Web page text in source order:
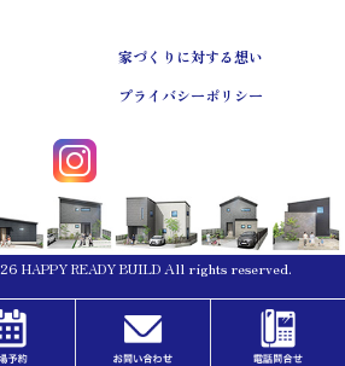
家づくりに対する想い
プライバシーポリシー
HAPPY READY BUILD All rights reserved.